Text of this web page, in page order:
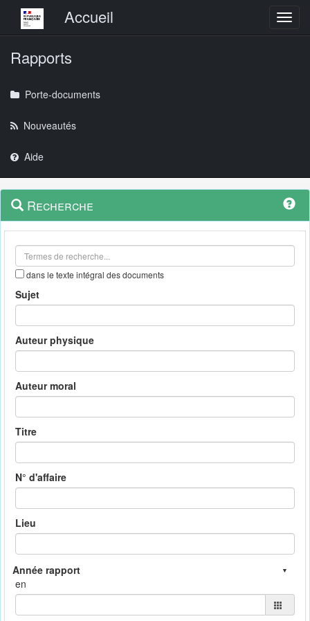
Menu principalAccueil
Rapports
Porte-documents
Nouveautés
Aide
Navigation
outils
Menu
contextuel
Recherche
dans le texte intégral des documents
Sujet
Auteur physique
Auteur moral
Titre
N° d'affaire
Lieu
en